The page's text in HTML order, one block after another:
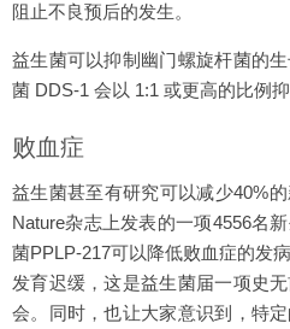
阻止不良预后的发生。
益生菌可以抑制幽门螺旋杆菌的
菌 DDS-1 会以 1:1 或更高的比例
败血症
益生菌甚至有研究可以减少40%
Nature杂志上发表的一项4556名
菌PPLP-217可以降低败血症的发
发育迟缓，这是益生菌届一项史
会。同时，也让大家意识到，特